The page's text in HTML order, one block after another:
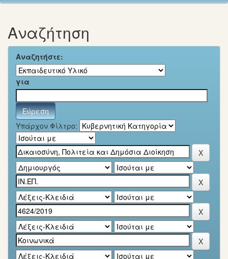
Αναζήτηση
Αναζητήστε:
για
Υπάρχον Φίλτρο: